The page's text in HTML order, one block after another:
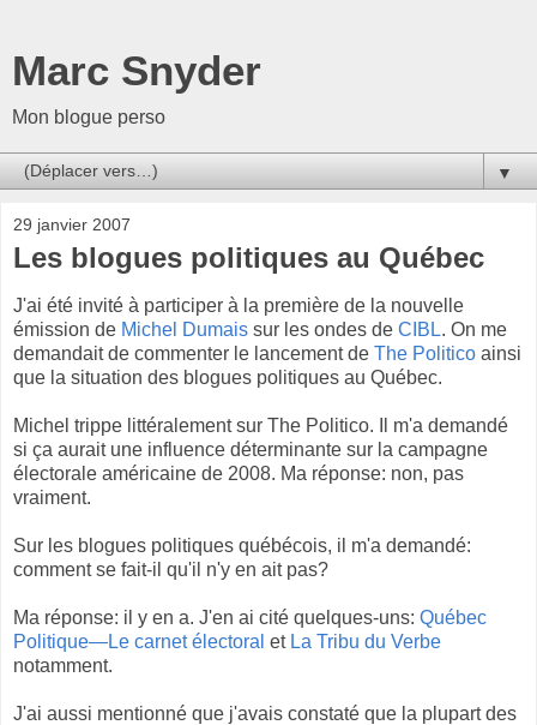
Marc Snyder
Mon blogue perso
▼
29 janvier 2007
Les blogues politiques au Québec
J'ai été invité à participer à la première de la nouvelle
émission de Michel Dumais sur les ondes de CIBL. On me
demandait de commenter le lancement de The Politico ainsi
que la situation des blogues politiques au Québec.
Michel trippe littéralement sur The Politico. Il m'a demandé
si ça aurait une influence déterminante sur la campagne
électorale américaine de 2008. Ma réponse: non, pas
vraiment.
Sur les blogues politiques québécois, il m'a demandé:
comment se fait-il qu'il n'y en ait pas?
Ma réponse: il y en a. J'en ai cité quelques-uns: Québec
Politique—Le carnet électoral et La Tribu du Verbe
notamment.
J'ai aussi mentionné que j'avais constaté que la plupart des